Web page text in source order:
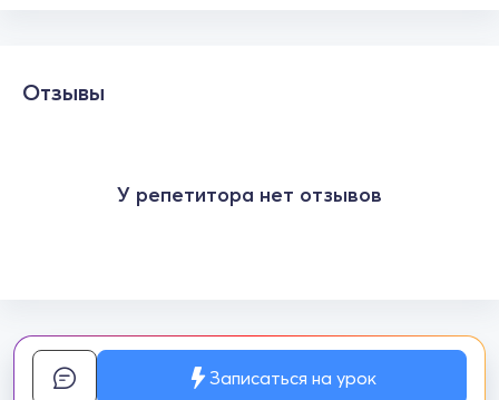
Отзывы
У репетитора нет отзывов
Записаться на урок